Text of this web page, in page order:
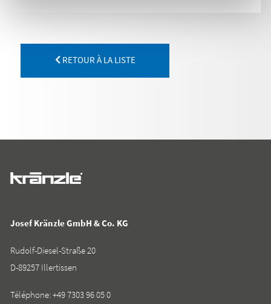
RETOUR À LA LISTE
Josef Kränzle GmbH & Co. KG
Rudolf-Diesel-Straße 20
D-89257 Illertissen
Téléphone:+49 7303 96 05 0